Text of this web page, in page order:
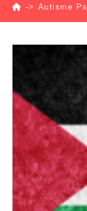
-> Autisme